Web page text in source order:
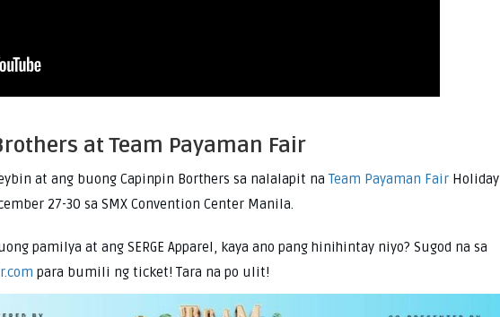
at Team Payaman Fair
at ang buong Capinpin Borthers sa nalalapit naTeam Payaman Fair Holiday
27-30 sa SMX Convention Center Manila.
pamilya at ang SERGE Apparel, kaya ano pang hinihintay niyo? Sugod na sa
para bumili ng ticket! Tara na po ulit!